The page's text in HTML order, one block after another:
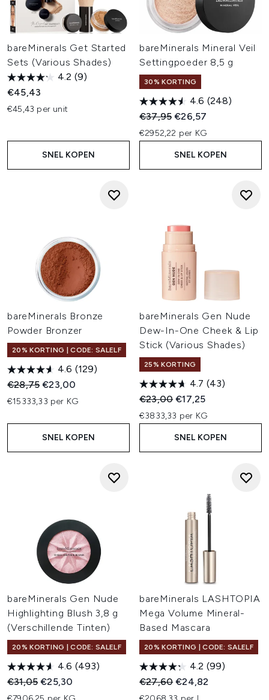
bareMinerals Get Started
Sets (Various Shades)
4.2 (9)
€45,43
€45,43 per unit
SNEL KOPEN
bareMinerals Mineral Veil
Settingpoeder 8,5 g
30% KORTING
4.6 (248)
Recommended Retail Price:
€37,95Huidige prijs:
€26,57
€2952,22 per KG
SNEL KOPEN
bareMinerals Bronze
Powder Bronzer
20% KORTING | CODE: SALELF
4.6 (129)
Recommended Retail Price:
€28,75Huidige prijs:
€23,00
€15333,33 per KG
SNEL KOPEN
bareMinerals Gen Nude
Dew-In-One Cheek & Lip
Stick (Various Shades)
25% KORTING
4.7 (43)
Recommended Retail Price:
€23,00Huidige prijs:
€17,25
€3833,33 per KG
SNEL KOPEN
bareMinerals Gen Nude
Highlighting Blush 3,8 g
(Verschillende Tinten)
20% KORTING | CODE: SALELF
4.6 (493)
Recommended Retail Price:
€31,05Huidige prijs:
€25,30
bareMinerals LASHTOPIA
Mega Volume Mineral-
Based Mascara
20% KORTING | CODE: SALELF
4.2 (99)
Recommended Retail Price:
€27,60Huidige prijs:
€24,82